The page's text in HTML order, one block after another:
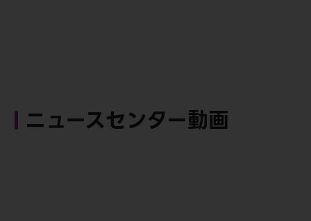
ニュースセンター動画